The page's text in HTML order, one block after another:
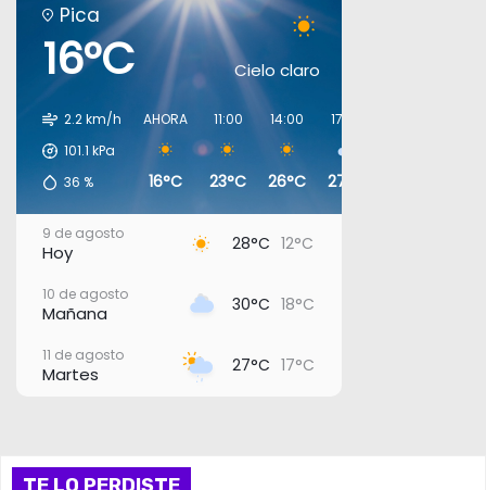
Pica
16°C Cielo claro
2.2 km/h
101.1 kPa
36 %
AHORA
16°C
11:00
23°C
14:00
26°C
17:00
27°C
9 de agosto
Hoy 28°C 12°C
10 de agosto
Mañana 30°C 18°C
11 de agosto
Martes 27°C 17°C
13 de agosto
TE LO PERDISTE